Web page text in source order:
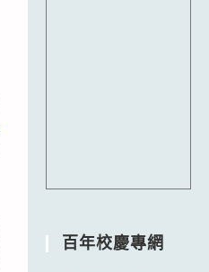
百年校慶專網